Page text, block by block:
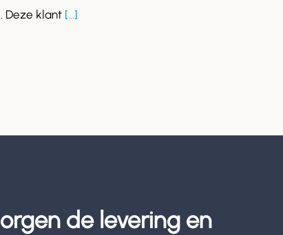
Deze klant [...]
de levering en